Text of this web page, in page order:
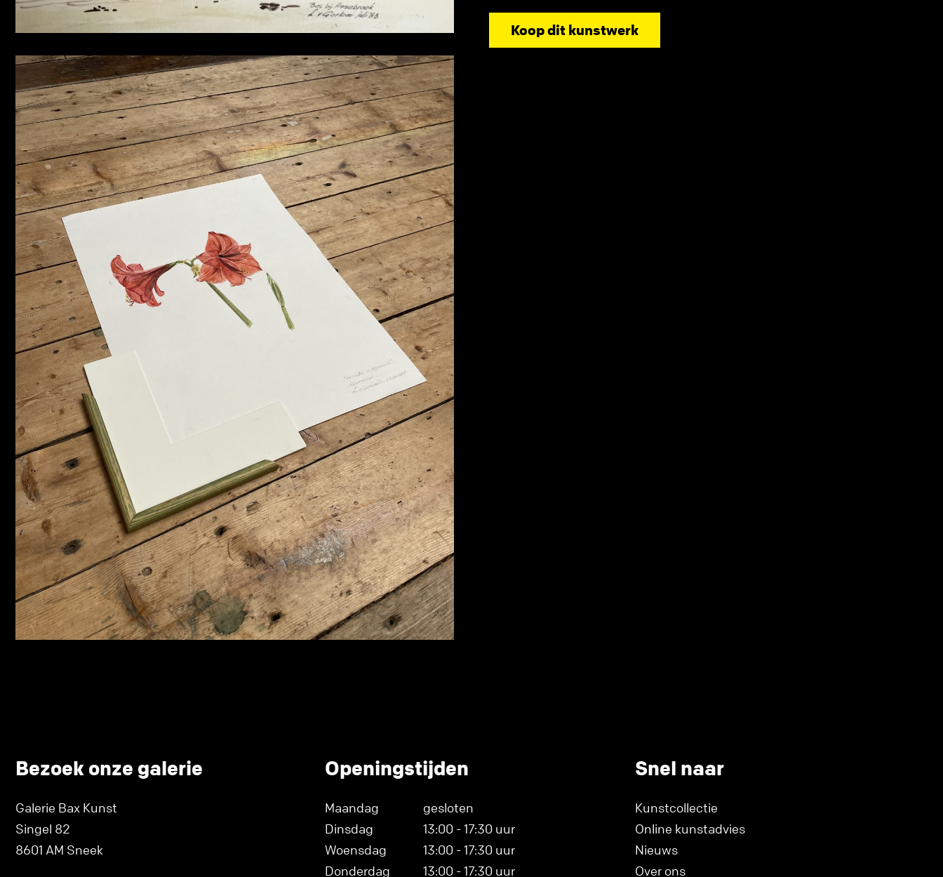
Koop dit kunstwerk
Bezoek onze galerie
Galerie Bax Kunst
Singel 82
8601 AM Sneek
Openingstijden
Maandag
gesloten
Dinsdag
13:00 - 17:30 uur
Woensdag
13:00 - 17:30 uur
Donderdag
13:00 - 17:30 uur
Snel naar
Kunstcollectie
Online kunstadvies
Nieuws
Over ons